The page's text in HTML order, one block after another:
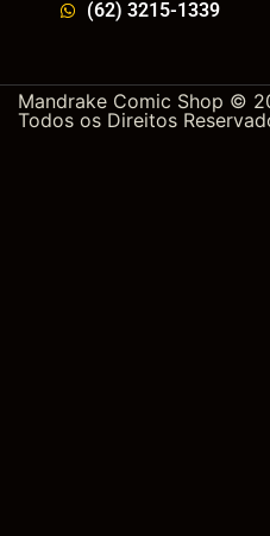
(62) 3215-1339
Mandrake Comic Shop ©
Todos os Direitos